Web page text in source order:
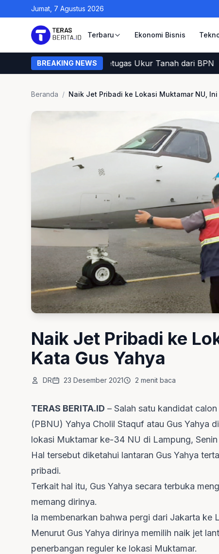
Jumat, 7 Agustus 2026
Terbaru Ekonomi Bisnis
BREAKING NEWS
Warga Memastikan Petugas Ukur Tanah dari BPN
Beranda / Naik Jet Pribadi ke Lokasi Muktamar NU, Ini
Naik Jet Pribadi ke
Kata Gus Yahya
DR 23 Desember 2021 2 menit baca
TERAS BERITA.ID – Salah satu kandidat
(PBNU) Yahya Cholil Staquf atau Gus Yahya
lokasi Muktamar ke-34 NU di Lampung, Senin
Hal tersebut diketahui lantaran Gus Yahya
pribadi.
Terkait hal itu, Gus Yahya secara terbuka
memang dirinya.
Ia membenarkan bahwa pergi dari Jakarta ke
Menurut Gus Yahya dirinya memilih naik jet
penerbangan reguler ke lokasi Muktamar.